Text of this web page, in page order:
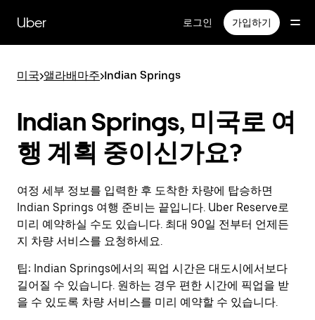
Uber 로그인 가입하기
미국>앨라배마주>Indian Springs
Indian Springs, 미국로 여
행 계획 중이신가요?
여정 세부 정보를 입력한 후 도착한 차량에 탑승하면
Indian Springs 여행 준비는 끝입니다. Uber Reserve로
미리 예약하실 수도 있습니다. 최대 90일 전부터 언제든
지 차량 서비스를 요청하세요.
팁: Indian Springs에서의 픽업 시간은 대도시에서보다
길어질 수 있습니다. 원하는 경우 편한 시간에 픽업을 받
을 수 있도록 차량 서비스를 미리 예약할 수 있습니다.